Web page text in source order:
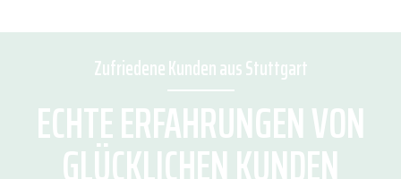
Zufriedene Kunden aus Stuttgart
ECHTE ERFAHRUNGEN VON